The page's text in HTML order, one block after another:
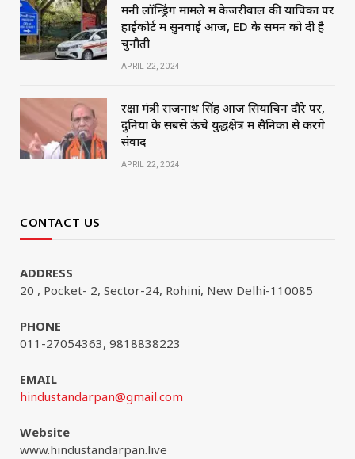
मनी लॉन्ड्रिंग मामले में केजरीवाल की याचिका पर
हाईकोर्ट में सुनवाई आज, ED के समन को दी है
चुनौती
APRIL 22, 2024
रक्षा मंत्री राजनाथ सिंह आज सियाचिन दौरे पर,
दुनिया के सबसे ऊंचे युद्धक्षेत्र में सैनिकों से करेंगे
संवाद
APRIL 22, 2024
CONTACT US
ADDRESS
20 , Pocket- 2, Sector-24, Rohini, New Delhi-110085
PHONE
011-27054363, 9818838223
EMAIL
hindustandarpan@gmail.com
Website
www.hindustandarpan.live